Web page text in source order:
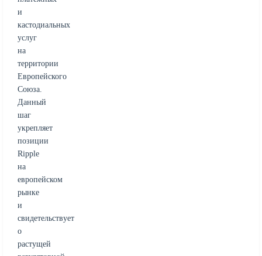
и
кастодиальных
услуг
на
территории
Европейского
Союза.
Данный
шаг
укрепляет
позиции
Ripple
на
европейском
рынке
и
свидетельствует
о
растущей